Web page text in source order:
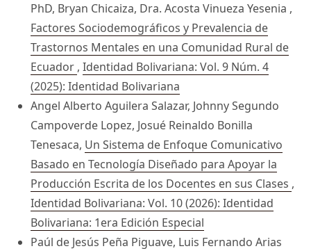
PhD, Bryan Chicaiza, Dra. Acosta Vinueza Yesenia ,
Factores Sociodemográficos y Prevalencia de
Trastornos Mentales en una Comunidad Rural de
Ecuador , Identidad Bolivariana: Vol. 9 Núm. 4
(2025): Identidad Bolivariana
Angel Alberto Aguilera Salazar, Johnny Segundo
Campoverde Lopez, Josué Reinaldo Bonilla
Tenesaca, Un Sistema de Enfoque Comunicativo
Basado en Tecnología Diseñado para Apoyar la
Producción Escrita de los Docentes en sus Clases ,
Identidad Bolivariana: Vol. 10 (2026): Identidad
Bolivariana: 1era Edición Especial
Paúl de Jesús Peña Piguave, Luis Fernando Arias